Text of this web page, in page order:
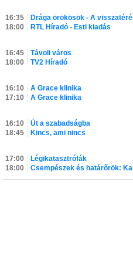
16:35
Drága örökösök - A
18:00
RTL Híradó - Esti kiadás
16:45
Távoli város
18:00
TV2 Híradó
16:10
A Grace klinika
17:10
A Grace klinika
16:10
Út a szabadságba
18:45
Kincs, ami nincs
17:00
Légikatasztrófák
18:00
Csempészek és határőrök: